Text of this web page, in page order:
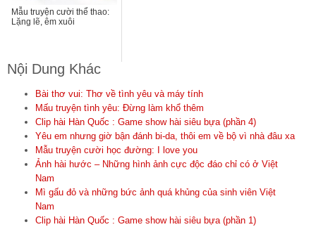
Mẫu truyện cười thể thao:
Lặng lẽ, êm xuôi
Nội Dung Khác
Bài thơ vui: Thơ về tình yêu và máy tính
Mấu truyện tình yêu: Đừng làm khổ thêm
Clip hài Hàn Quốc : Game show hài siêu bựa (phần 4)
Yêu em nhưng giờ bận đánh bi-da, thôi em về bộ vì nhà đâu xa
Mẫu truyện cười học đường: I love you
Ảnh hài hước – Những hình ảnh cực độc đáo chỉ có ở Việt
Nam
Mì gấu đỏ và những bức ảnh quá khủng của sinh viên Việt
Nam
Clip hài Hàn Quốc : Game show hài siêu bựa (phần 1)